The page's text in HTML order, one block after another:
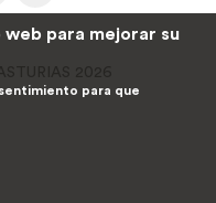
para mejorar su
para que